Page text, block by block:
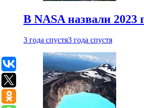
В NASA назвали
3 года спустя3 года спустя